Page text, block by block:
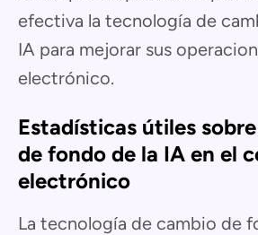
efectiva la tecnología de
IA para mejorar sus
electrónico.
Estadísticas útiles
de fondo de la IA en el
electrónico
La tecnología de cambio de